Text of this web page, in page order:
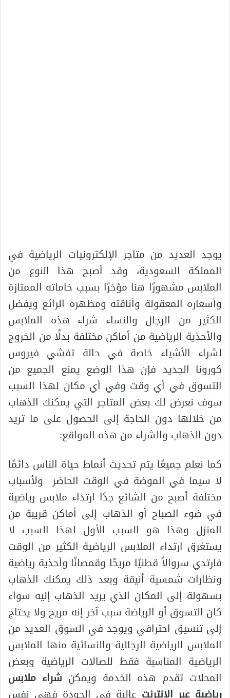
يوجد العديد من متاجر الإلكترونيات الرياضية في
المملكة السعودية، وقد أصبح هذا النوع من
الملابس مشهورًا هنا مؤخرًا بسبب خاماته الممتازة
وأسعاره المعقولة وأناقته ومظهره الرائع ويفضل
الكثير من الرجال والنساء شراء هذه الملابس
والأحذية الرياضية من أماكن مختلفة بدلًا من الخروج
لشراء الأشياء خاصة في حالة تفشي فيروس
كورونا الجديد فإن هذا الوضع يمنع الجميع من
التسوق في أي وقت وفي أي مكان لهذا السبب
سوف نعرض لك بعض المتاجر التي يمكنك الذهاب
من خلالها دون الحاجة إلى الحصول على ما تريد
دون الذهاب والشراء من هذه المواقع:
كما نعلم جميعًا يتم تحديث أنماط حياة الناس دائمًا
لا سيما في الموضة في الوقت الحاضر ولأسباب
مختلفة أصبح من الشائع جدًا ارتداء ملابس رياضية
في ضوء الصباح أو الذهاب إلى أماكن قريبة من
المنزل وهذا هو السبب الأول لهذا السبب لا
يستغرق ارتداء الملابس الرياضية الكثير من الوقت
فارتدي سروالاً قطنيًا مريحًا وقمصانًا وأحذية رياضية
ونظارات شمسية أنيقة وبعد ذلك يمكنك الذهاب
بسهولة إلى المكان الذي يريد الذهاب إليه سواء
كان التسوق أو الرياضة سبب آخر إنه مريح ولا يحتاج
إلى تنسيق احترافي ويوجد في السوق العديد من
الملابس الرياضية الرجالية والنسائية منها الملابس
الرياضية المناسبة فقط للصالات الرياضية وبعض
المحلات تقدم هذه الخدمة ويمكن شراء ملابس
رياضية عبر الانترنت عالية في الجودة فهي نفس